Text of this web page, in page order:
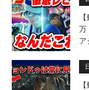
万
ア